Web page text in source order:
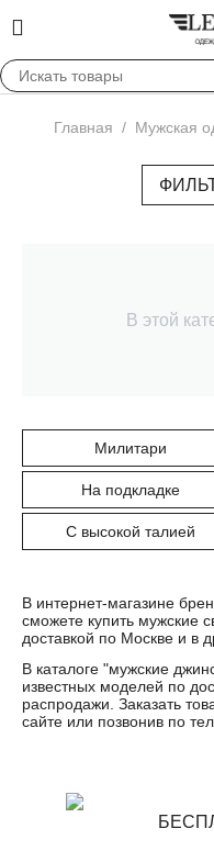
Главная / Мужская
В этой
Милитари
На подкладке
С высокой талией
В интернет-магазине
сможете купить мужские
доставкой по Москве и в
В каталоге "мужские
известных моделей по
распродажи. Заказать
сайте или позвонив по